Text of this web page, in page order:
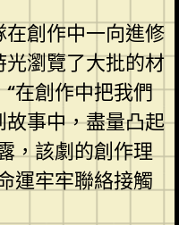
創作中一向進修
瀏覽了大批的材
在創作中把我們
事中，盡量凸起
，該劇的創作理
運牢牢聯絡接觸